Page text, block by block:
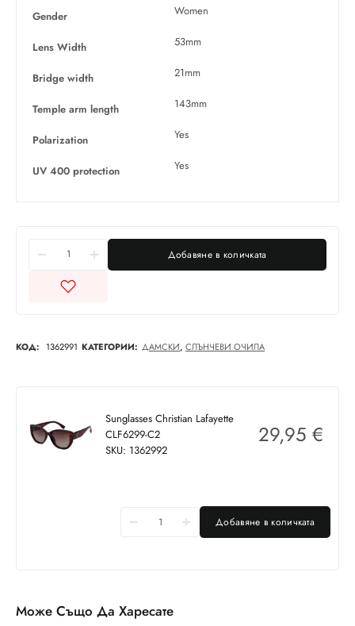
Gender Women
Lens Width 53mm
Bridge width 21mm
Temple arm length 143mm
Polarization Yes
UV 400 protection Yes
Добавяне в количката
КОД: 1362991 КАТЕГОРИИ: ДАМСКИ, СЛЪНЧЕВИ ОЧИЛА
Sunglasses Christian Lafayette
CLF6299-C2
SKU: 1362992
29,95 €
Добавяне в количката
Може Също Да Харесате